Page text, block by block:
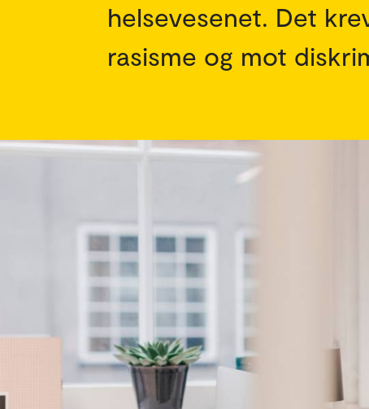
helsevesenet. Det
rasisme og mot